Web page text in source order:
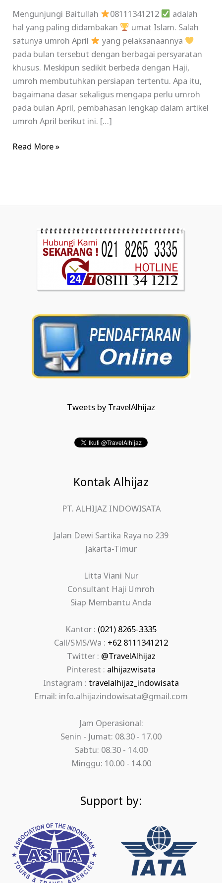
Mengunjungi Baitullah
08111341212
adalah
hal yang paling didambakan
umat Islam. Salah
satunya umroh April
yang pelaksanaannya
pada bulan tersebut dengan berbagai persyaratan
khusus. Meskipun sedikit berbeda dengan Haji,
umroh membutuhkan persiapan tertentu. Apa itu,
bagaimana dasar sekaligus mengapa perlu umroh
pada bulan April, pembahasan lengkap dalam artikel
umroh April berikut ini. […]
Read More »
Tweets by TravelAlhijaz
Kontak Alhijaz
PT. ALHIJAZ INDOWISATA
Jalan Dewi Sartika Raya no 239
Jakarta-Timur
Litta Viani Nur
Consultant Haji Umroh
Siap Membantu Anda
Kantor : (021) 8265-3335
Call/SMS/Wa : +62 8111341212
Twitter : @TravelAlhijaz
Pinterest : alhijazwisata
Instagram : travelalhijaz_indowisata
Email: info.alhijazindowisata@gmail.com
Jam Operasional:
Senin - Jumat: 08.30 - 17.00
Sabtu: 08.30 - 14.00
Minggu: 10.00 - 14.00
Support by: